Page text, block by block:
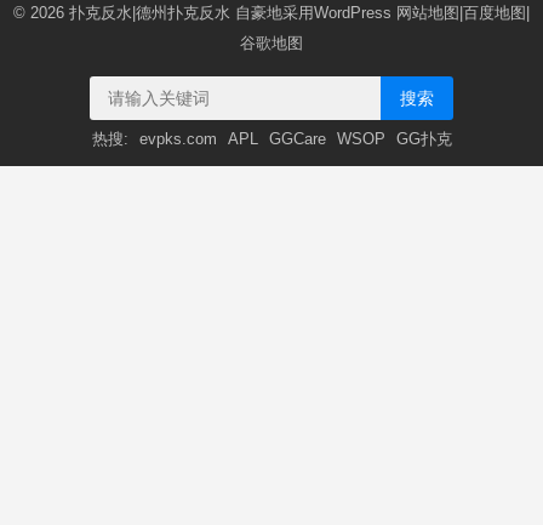
© 2026 扑克反水|德州扑克反水 自豪地采用WordPress 网站地图 百度地图
谷歌地图
搜索
热搜: evpks.com APL GGCare WSOP GG扑克